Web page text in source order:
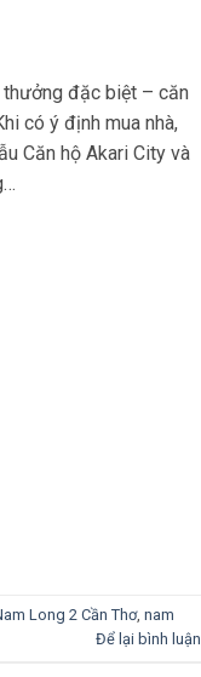
thưởng đặc biệt – căn
có ý định mua nhà,
Căn hộ Akari City và
Long 2 Cần Thơ, nam
Để lại bình luận